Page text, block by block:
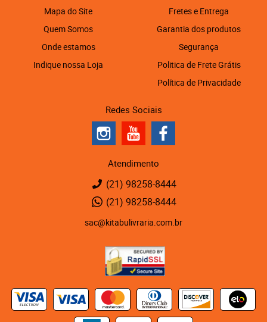
Mapa do Site
Quem Somos
Onde estamos
Indique nossa Loja
Fretes e Entrega
Garantia dos produtos
Segurança
Politica de Frete Grátis
Política de Privacidade
Redes Sociais
Atendimento
(21) 98258-8444
(21) 98258-8444
sac@kitabulivraria.com.br